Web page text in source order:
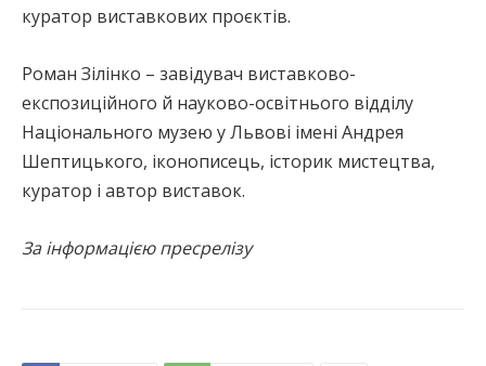
куратор виставкових проєктів.
Роман Зілінко – завідувач виставково-
експозиційного й науково-освітнього відділу
Національного музею у Львові імені Андрея
Шептицького, іконописець, історик мистецтва,
куратор і автор виставок.
За інформацією пресрелізу